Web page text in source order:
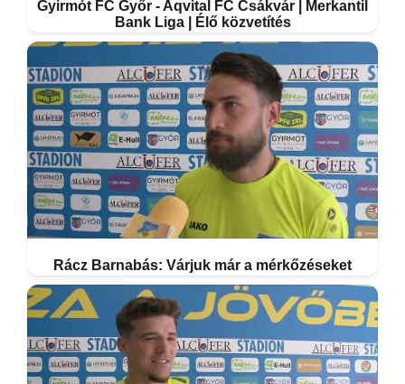
Gyirmót FC Győr - Aqvital FC Csákvár | Merkantil
Bank Liga | Élő közvetítés
Rácz Barnabás: Várjuk már a mérkőzéseket